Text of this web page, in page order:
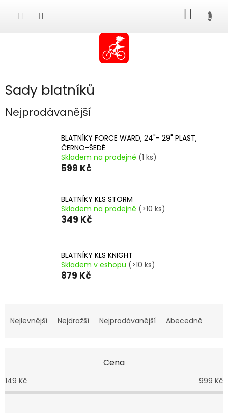
KOŠÍK
Sady blatníků
Nejprodávanější
BLATNÍKY FORCE WARD, 24"- 29" PLAST,
ČERNO-ŠEDÉ
Skladem na prodejně (1 ks)
599 Kč
BLATNÍKY KLS STORM
Skladem na prodejně (>10 ks)
349 Kč
BLATNÍKY KLS KNIGHT
Skladem v eshopu (>10 ks)
879 Kč
a
p
r
o
Nejlevnější Nejdražší Nejprodávanější Abecedně
Cena
149 Kč 999 Kč